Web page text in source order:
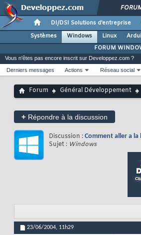
DI/DSI Solutions d'entreprise
Systèmes
Windows Linux
FORUM
Vous n'êtes pas encore inscrit sur Developpez.com ?
Derniers messages
Actions Réseau social
Forum Général Développement
+ Répondre à la discussion
Discussion : Comment aller a la
Sujet : Windows
23/06/2004, 11h29